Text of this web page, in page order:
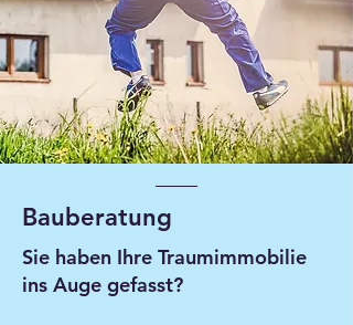
Bauberatung
Sie haben Ihre Traumimmobilie
ins Auge gefasst?